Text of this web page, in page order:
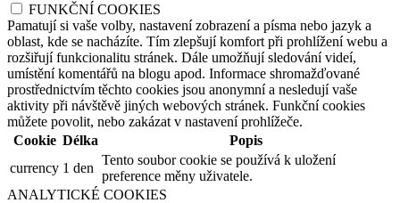
FUNKČNÍ COOKIES
Pamatují si vaše volby, nastavení zobrazení a písma nebo jazyk a
oblast, kde se nacházíte. Tím zlepšují komfort při prohlížení webu a
rozšiřují funkcionalitu stránek. Dále umožňují sledování videí,
umístění komentářů na blogu apod. Informace shromažďované
prostřednictvím těchto cookies jsou anonymní a nesledují vaše
aktivity při návštěvě jiných webových stránek. Funkční cookies
můžete povolit, nebo zakázat v nastavení prohlížeče.
Cookie Délka
Popis
currency 1 den
Tento soubor cookie se používá k uložení
preference měny uživatele.
ANALYTICKÉ COOKIES